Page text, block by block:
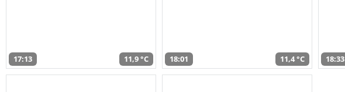
17:13 11,9 °C 18:01 11,4 °C 18:33